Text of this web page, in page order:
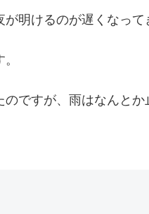
明けるのが遅くなって
ですが、雨はなんとか